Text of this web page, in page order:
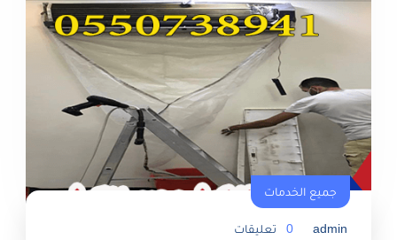
جميع الخدمات
admin
0 تعليقات